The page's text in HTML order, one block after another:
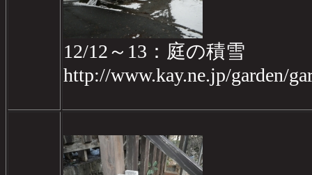
12/12～13：庭の積雪
http://www.kay.ne.jp/garden/